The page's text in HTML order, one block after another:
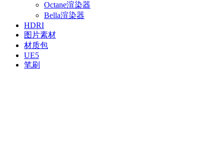
Octane渲染器
Bella渲染器
HDRI
图片素材
材质包
UE5
笔刷